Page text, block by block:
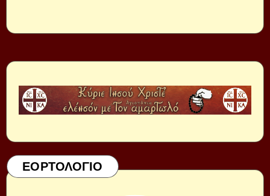
ΕΟΡΤΟΛΟΓΙΟ